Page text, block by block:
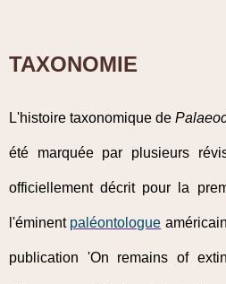
TAXONOMIE
L'histoire taxonomique de
été marquée par plusieurs
officiellement décrit pour la
l'éminent paléontologue
publication 'On remains of